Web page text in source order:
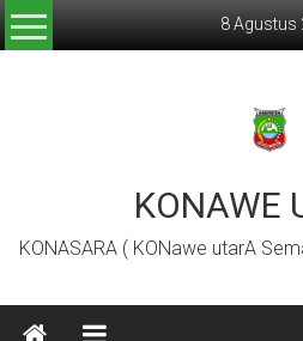
Lompat
ke
8 Agustus
KONAWE
KONASARA ( KONawe utarA